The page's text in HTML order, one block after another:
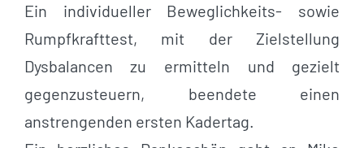
Ein individueller Beweglichkeits- sowie
Rumpfkrafttest, mit der Zielstellung
Dysbalancen zu ermitteln und gezielt
gegenzusteuern, beendete einen
anstrengenden ersten Kadertag.